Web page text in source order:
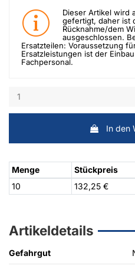
Dieser Artikel wird
gefertigt, daher ist
Rücknahme/dem
ausgeschlossen.
Ersatzteilen: Voraussetzung
Ersatzleistungen ist der
Fachpersonal.
In den
Menge Stückpreis
10
132,25 €
Artikeldetails
Gefahrgut